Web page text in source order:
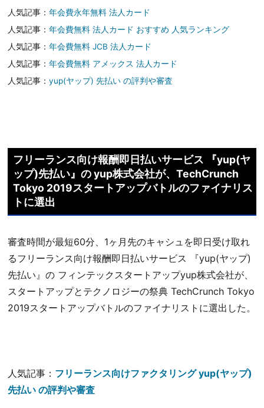
人気記事：年会費永年無料 法人カード
人気記事：年会費無料 法人カード おすすめ 人気ランキング
人気記事：年会費無料 JCB 法人カード
人気記事：年会費無料 アメックス 法人カード
人気記事：yup(ヤップ) 先払い の評判や審査
フリーランス向け報酬即日払いサービス 『yup(ヤ
ップ)先払い』の yup株式会社が、TechCrunch
Tokyo 2019スタートアップバトルのファイナリス
トに選出
審査時間が最短60分、1ヶ月先のキャシュを即日受け取れ
るフリーランス向け報酬即日払いサービス 『yup(ヤップ)
先払い』の フィンテックスタートアップyup株式会社が、
スタートアップとテクノロジーの祭典 TechCrunch Tokyo
2019スタートアップバトルのファイナリストに選出した。
人気記事： フリーランス向けファクタリング yup(ヤップ)
先払い の評判や審査